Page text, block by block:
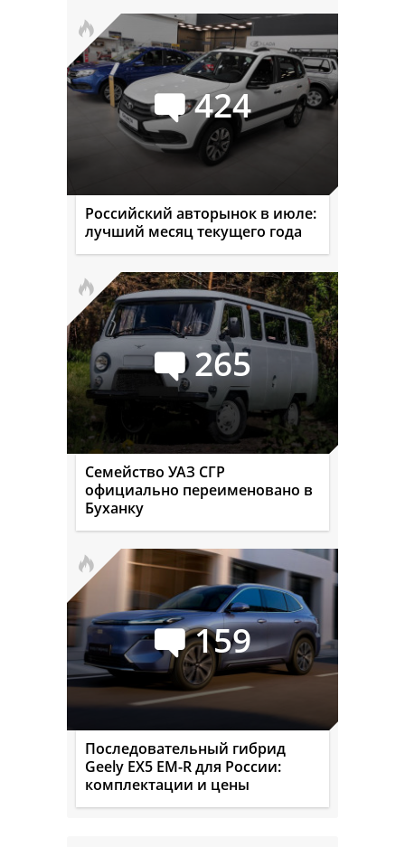
424
Российский авторынок в июле:
лучший месяц текущего года
265
Семейство УАЗ СГР
официально переименовано в
Буханку
159
Последовательный гибрид
Geely EX5 EM-R для России:
комплектации и цены